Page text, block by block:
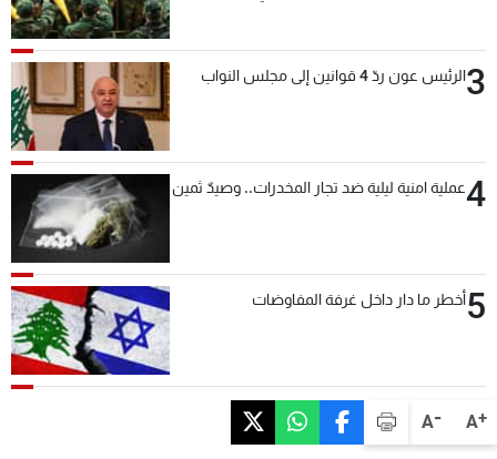
A+
A-
3الرئيس عون ردّ 4 قوانين إلى مجلس النواب
4عملية امنية ليلية ضد تجار المخدرات.. وصيدٌ ثمين
5أخطر ما دار داخل غرفة المفاوضات